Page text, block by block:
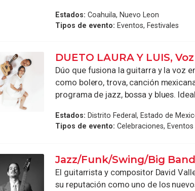
Estados: Coahuila, Nuevo Leon
Tipos de evento: Eventos, Festivales
DUETO LAURA Y LUIS,
Dúo que fusiona la guitarra y la voz
como bolero, trova, canción
programa de jazz, bossa y blues.
Estados: Distrito Federal, Estado de
Tipos de evento: Celebraciones, Eventos
Jazz/Funk/Swing/Big
El guitarrista y compositor David
su reputación como uno de los